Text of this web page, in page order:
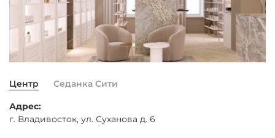
Центр Седанка Сити
Адрес:
г. Владивосток, ул. Суханова д. 6